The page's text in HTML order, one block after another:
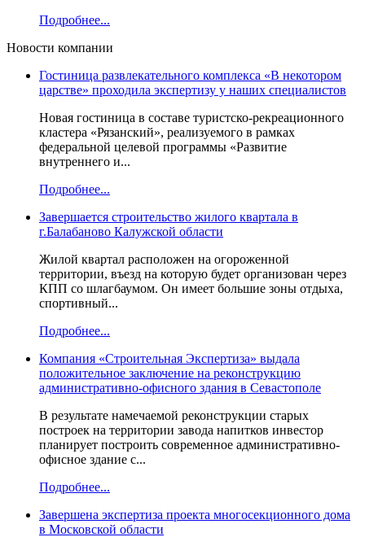
Подробнее...
Новости компании
Гостиница развлекательного комплекса «В некотором
царстве» проходила экспертизу у наших специалистов
Новая гостиница в составе туристско-рекреационного
кластера «Рязанский», реализуемого в рамках
федеральной целевой программы «Развитие
внутреннего и...
Подробнее...
Завершается строительство жилого квартала в
г.Балабаново Калужской области
Жилой квартал расположен на огороженной
территории, въезд на которую будет организован через
КПП со шлагбаумом. Он имеет большие зоны отдыха,
спортивный...
Подробнее...
Компания «Строительная Экспертиза» выдала
положительное заключение на реконструкцию
административно-офисного здания в Севастополе
В результате намечаемой реконструкции старых
построек на территории завода напитков инвестор
планирует построить современное административно-
офисное здание с...
Подробнее...
Завершена экспертиза проекта многосекционного дома
в Московской области